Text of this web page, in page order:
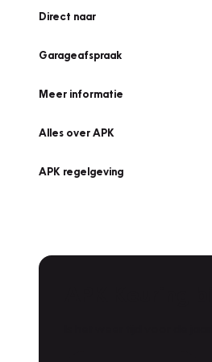
Direct naar
Garageafspraak
Meer informatie
Alles over APK
APK regelgeving